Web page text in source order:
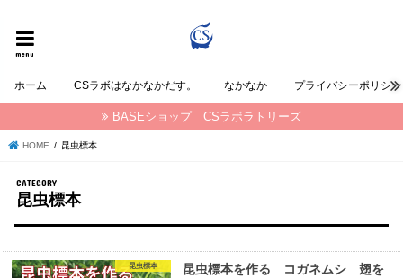
menu
ホーム CSラボはなかなかだす。 なかなか プライバシーポリシー
BASEショップ CSラボラトリーズ
HOME 昆虫標本
昆虫標本
昆虫標本
昆虫標本を作る コガネムシ 翅を